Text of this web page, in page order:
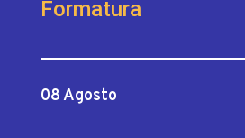
Formatura
08 Agosto